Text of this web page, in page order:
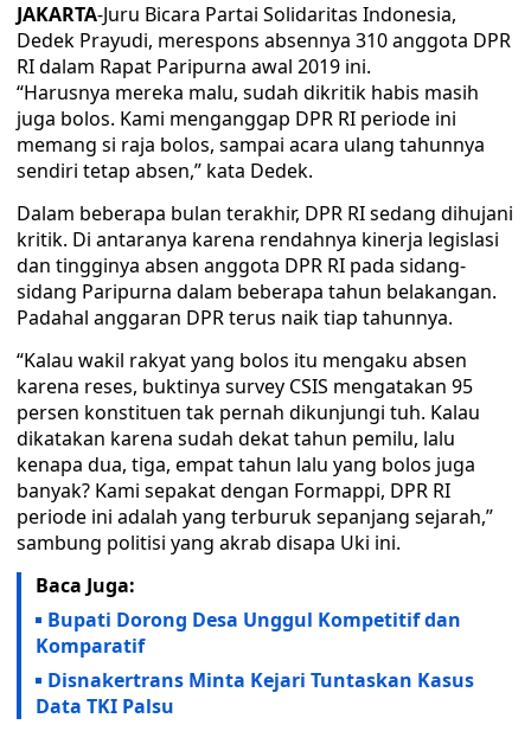
JAKARTA-Juru Bicara Partai Solidaritas Indonesia,
Dedek Prayudi, merespons absennya 310 anggota DPR
RI dalam Rapat Paripurna awal 2019 ini.
“Harusnya mereka malu, sudah dikritik habis masih
juga bolos. Kami menganggap DPR RI periode ini
memang si raja bolos, sampai acara ulang tahunnya
sendiri tetap absen,” kata Dedek.
Dalam beberapa bulan terakhir, DPR RI sedang dihujani
kritik. Di antaranya karena rendahnya kinerja legislasi
dan tingginya absen anggota DPR RI pada sidang-
sidang Paripurna dalam beberapa tahun belakangan.
Padahal anggaran DPR terus naik tiap tahunnya.
“Kalau wakil rakyat yang bolos itu mengaku absen
karena reses, buktinya survey CSIS mengatakan 95
persen konstituen tak pernah dikunjungi tuh. Kalau
dikatakan karena sudah dekat tahun pemilu, lalu
kenapa dua, tiga, empat tahun lalu yang bolos juga
banyak? Kami sepakat dengan Formappi, DPR RI
periode ini adalah yang terburuk sepanjang sejarah,”
sambung politisi yang akrab disapa Uki ini.
Baca Juga:
Bupati Dorong Desa Unggul Kompetitif dan
Komparatif
Disnakertrans Minta Kejari Tuntaskan Kasus
Data TKI Palsu